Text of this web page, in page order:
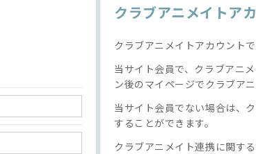
クラブアニメイトア
クラブアニメイトアカウント
当サイト会員で、クラブアニ
ン後のマイページでクラブア
当サイト会員でない場合は、
することができます。
クラブアニメイト連携に関す